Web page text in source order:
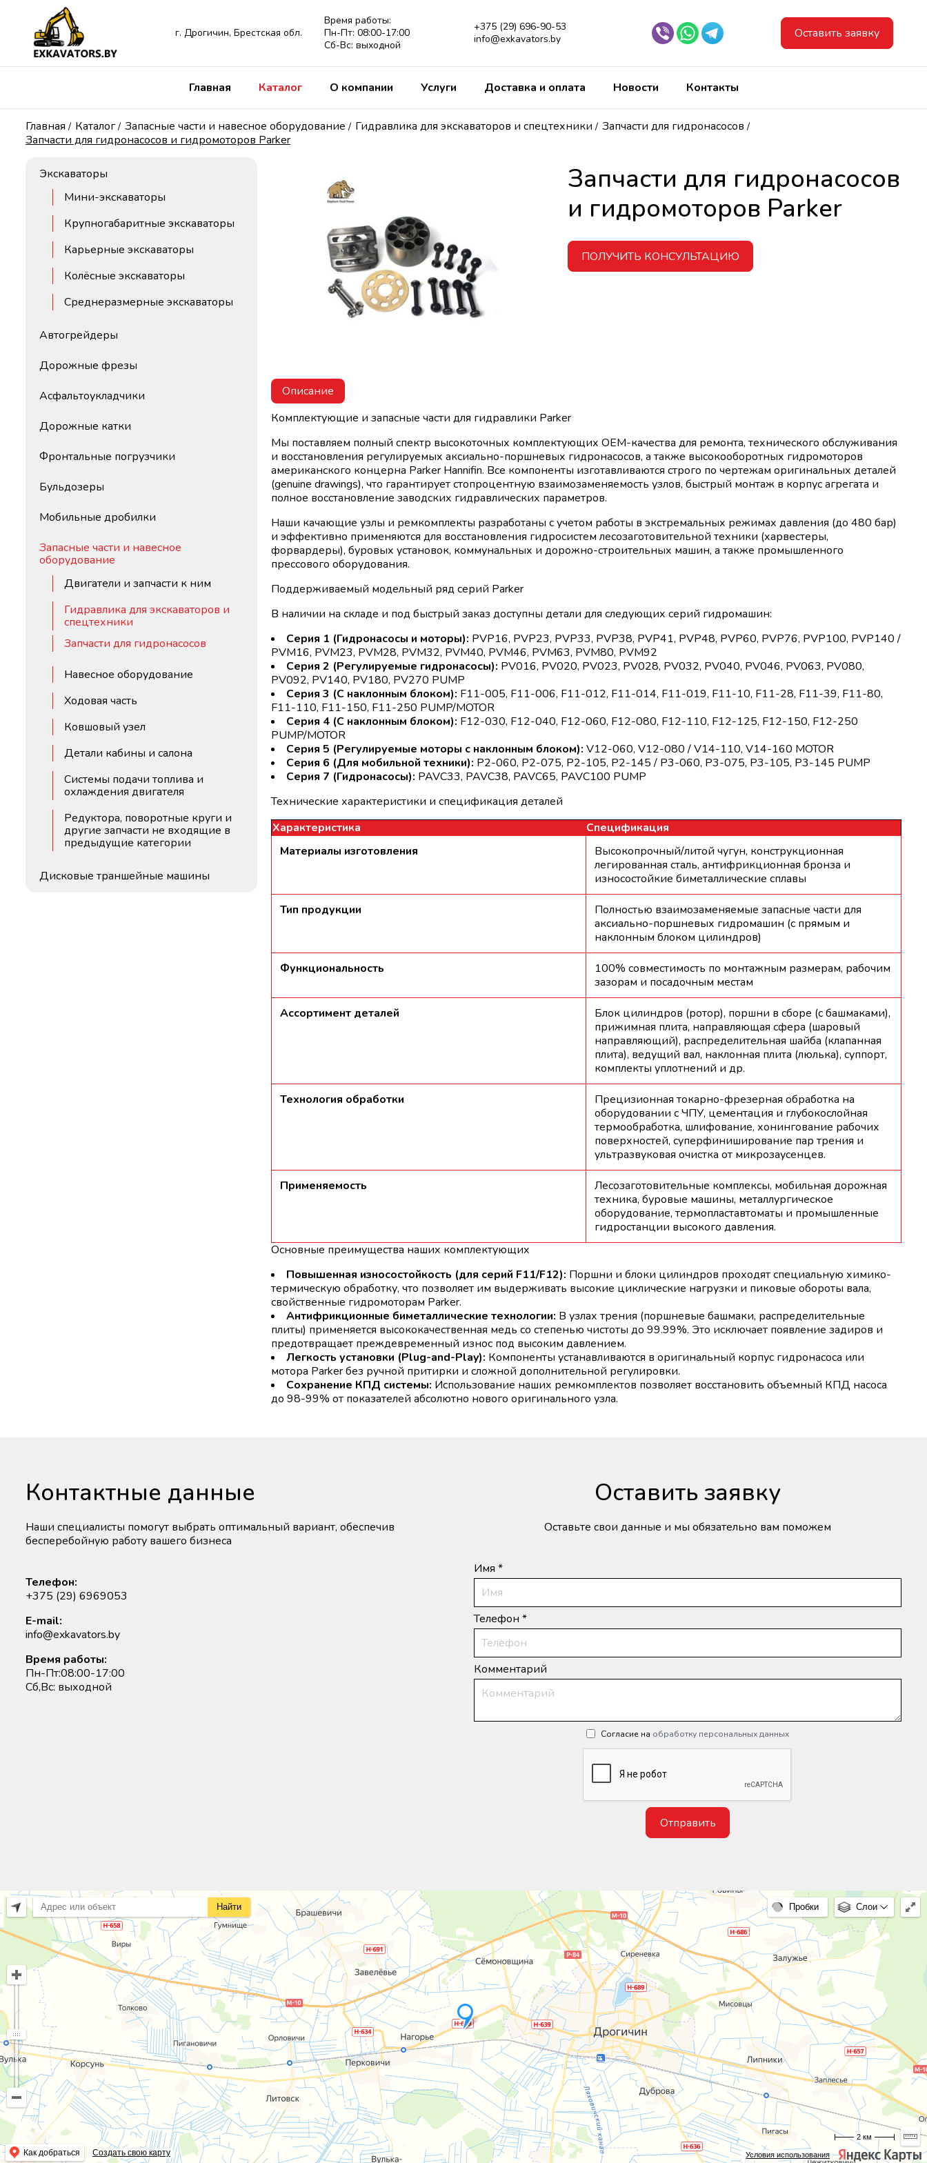
г. Дрогичин, Брестская обл.
Время работы:
Пн-Пт: 08:00-17:00
Сб-Вс: выходной
+375 (29) 696-90-53
info@exkavators.by
Оставить заявку
Главная Каталог О компании Услуги Доставка и оплата Новости Контакты
Главная / Каталог / Запасные части и навесное оборудование / Гидравлика для экскаваторов и спецтехники / Запчасти для гидронасосов /
Запчасти для гидронасосов и гидромоторов Parker
Экскаваторы
Мини-экскаваторы
Крупногабаритные экскаваторы
Карьерные экскаваторы
Колёсные экскаваторы
Среднеразмерные экскаваторы
Автогрейдеры
Дорожные фрезы
Асфальтоукладчики
Дорожные катки
Фронтальные погрузчики
Бульдозеры
Мобильные дробилки
Запасные части и навесное
оборудование
Двигатели и запчасти к ним
Гидравлика для экскаваторов и
спецтехники
Запчасти для гидронасосов
Навесное оборудование
Ходовая часть
Ковшовый узел
Детали кабины и салона
Системы подачи топлива и
охлаждения двигателя
Редуктора, поворотные круги и
другие запчасти не входящие в
предыдущие категории
Дисковые траншейные машины
Запчасти для гидронасосов
и гидромоторов Parker
ПОЛУЧИТЬ КОНСУЛЬТАЦИЮ
Описание
Комплектующие и запасные части для гидравлики Parker
Мы поставляем полный спектр высокоточных комплектующих OEM-качества для ремонта, технического обслуживания
и восстановления регулируемых аксиально-поршневых гидронасосов, а также высокооборотных гидромоторов
американского концерна Parker Hannifin. Все компоненты изготавливаются строго по чертежам оригинальных деталей
(genuine drawings), что гарантирует стопроцентную взаимозаменяемость узлов, быстрый монтаж в корпус агрегата и
полное восстановление заводских гидравлических параметров.
Наши качающие узлы и ремкомплекты разработаны с учетом работы в экстремальных режимах давления (до 480 бар)
и эффективно применяются для восстановления гидросистем лесозаготовительной техники (харвестеры,
форвардеры), буровых установок, коммунальных и дорожно-строительных машин, а также промышленного
прессового оборудования.
Поддерживаемый модельный ряд серий Parker
В наличии на складе и под быстрый заказ доступны детали для следующих серий гидромашин:
Серия 1 (Гидронасосы и моторы): PVP16, PVP23, PVP33, PVP38, PVP41, PVP48, PVP60, PVP76, PVP100, PVP140 /
PVM16, PVM23, PVM28, PVM32, PVM40, PVM46, PVM63, PVM80, PVM92
Серия 2 (Регулируемые гидронасосы): PV016, PV020, PV023, PV028, PV032, PV040, PV046, PV063, PV080,
PV092, PV140, PV180, PV270 PUMP
Серия 3 (С наклонным блоком): F11-005, F11-006, F11-012, F11-014, F11-019, F11-10, F11-28, F11-39, F11-80,
F11-110, F11-150, F11-250 PUMP/MOTOR
Серия 4 (С наклонным блоком): F12-030, F12-040, F12-060, F12-080, F12-110, F12-125, F12-150, F12-250
PUMP/MOTOR
Серия 5 (Регулируемые моторы с наклонным блоком): V12-060, V12-080 / V14-110, V14-160 MOTOR
Серия 6 (Для мобильной техники): P2-060, P2-075, P2-105, P2-145 / P3-060, P3-075, P3-105, P3-145 PUMP
Серия 7 (Гидронасосы): PAVC33, PAVC38, PAVC65, PAVC100 PUMP
Технические характеристики и спецификация деталей
Характеристика
Спецификация
Материалы изготовления
Высокопрочный/литой чугун, конструкционная
легированная сталь, антифрикционная бронза и
износостойкие биметаллические сплавы
Тип продукции
Полностью взаимозаменяемые запасные части для
аксиально-поршневых гидромашин (с прямым и
наклонным блоком цилиндров)
Функциональность
100% совместимость по монтажным размерам, рабочим
зазорам и посадочным местам
Ассортимент деталей
Блок цилиндров (ротор), поршни в сборе (с башмаками),
прижимная плита, направляющая сфера (шаровый
направляющий), распределительная шайба (клапанная
плита), ведущий вал, наклонная плита (люлька), суппорт,
комплекты уплотнений и др.
Технология обработки
Прецизионная токарно-фрезерная обработка на
оборудовании с ЧПУ, цементация и глубокослойная
термообработка, шлифование, хонингование рабочих
поверхностей, суперфиниширование пар трения и
ультразвуковая очистка от микрозаусенцев.
Применяемость
Лесозаготовительные комплексы, мобильная дорожная
техника, буровые машины, металлургическое
оборудование, термопластавтоматы и промышленные
гидростанции высокого давления.
Основные преимущества наших комплектующих
Повышенная износостойкость (для серий F11/F12): Поршни и блоки цилиндров проходят специальную химико-
термическую обработку, что позволяет им выдерживать высокие циклические нагрузки и пиковые обороты вала,
свойственные гидромоторам Parker.
Антифрикционные биметаллические технологии: В узлах трения (поршневые башмаки, распределительные
плиты) применяется высококачественная медь со степенью чистоты до 99.99%. Это исключает появление задиров и
предотвращает преждевременный износ под высоким давлением.
Легкость установки (Plug-and-Play): Компоненты устанавливаются в оригинальный корпус гидронасоса или
мотора Parker без ручной притирки и сложной дополнительной регулировки.
Сохранение КПД системы: Использование наших ремкомплектов позволяет восстановить объемный КПД насоса
до 98-99% от показателей абсолютно нового оригинального узла.
Контактные данные
Наши специалисты помогут выбрать оптимальный вариант, обеспечив
бесперебойную работу вашего бизнеса
Телефон:
+375 (29) 6969053
E-mail:
info@exkavators.by
Время работы:
Пн-Пт:08:00-17:00
Сб,Вс: выходной
Оставить заявку
Оставьте свои данные и мы обязательно вам поможем
Имя *
Телефон *
Комментарий
Согласие на обработку персональных данных
Отправить
Условия использования
Как добраться Создать свою карту
Найти Пробки Слои
2 км